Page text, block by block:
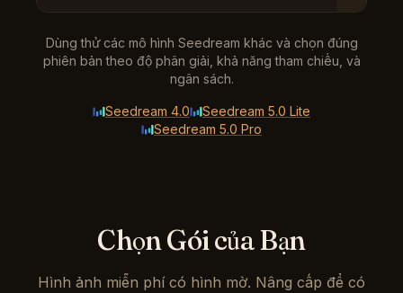
Dùng thử các mô hình Seedream khác và chọn đúng
phiên bản theo độ phân giải, khả năng tham chiếu, và
ngân sách.
Seedream 4.0
Seedream 5.0 Lite
Seedream 5.0 Pro
Chọn Gói của Bạn
Hình ảnh miễn phí có hình mờ. Nâng cấp để có